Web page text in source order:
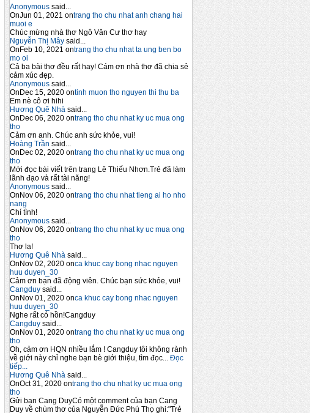
Anonymous said...
OnJun 01, 2021 ontrang tho chu nhat anh chang hai
muoi e
Chúc mừng nhà thơ Ngô Văn Cư thơ hay
Nguyễn Thị Mây said...
OnFeb 10, 2021 ontrang tho chu nhat ta ung ben bo
mo oi
Cả ba bài thơ đều rất hay! Cám ơn nhà thơ đã chia sẻ
cảm xúc đẹp.
Anonymous said...
OnDec 15, 2020 ontinh muon tho nguyen thi thu ba
Em nè cô ơi hihi
Hương Quê Nhà said...
OnDec 06, 2020 ontrang tho chu nhat ky uc mua ong
tho
Cảm ơn anh. Chúc anh sức khỏe, vui!
Hoàng Trần said...
OnDec 02, 2020 ontrang tho chu nhat ky uc mua ong
tho
Mới đọc bài viết trên trang Lê Thiếu Nhơn.Trẻ đã làm
lãnh đạo và rất tài năng!
Anonymous said...
OnNov 06, 2020 ontrang tho chu nhat tieng ai ho nho
nang
Chí tình!
Anonymous said...
OnNov 06, 2020 ontrang tho chu nhat ky uc mua ong
tho
Thơ lạ!
Hương Quê Nhà said...
OnNov 02, 2020 onca khuc cay bong nhac nguyen
huu duyen_30
Cảm ơn bạn đã động viên. Chúc bạn sức khỏe, vui!
Cangduy said...
OnNov 01, 2020 onca khuc cay bong nhac nguyen
huu duyen_30
Nghe rất có hồn!Cangduy
Cangduy said...
OnNov 01, 2020 ontrang tho chu nhat ky uc mua ong
tho
Oh, cảm ơn HQN nhiều lắm ! Cangduy tôi không rành
về giới này chỉ nghe bạn bè giới thiệu, tìm đọc...
Đọc
tiếp...
Hương Quê Nhà said...
OnOct 31, 2020 ontrang tho chu nhat ky uc mua ong
tho
Gửi bạn Cang DuyCó một comment của bạn Cang
Duy về chùm thơ của Nguyễn Đức Phú Thọ ghi:"Trẻ